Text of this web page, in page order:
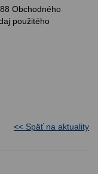
Obchodného
použitého
<< Späť na aktuality